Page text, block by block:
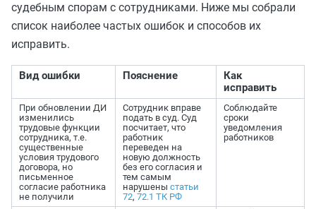
судебным спорам с сотрудниками. Ниже мы собрали
список наиболее частых ошибок и способов их
исправить.
Вид ошибки Пояснение
Как
исправить
При обновлении ДИ
изменились
трудовые функции
сотрудника, т.е.
существенные
условия трудового
договора, но
письменное
согласие работника
не получили
Сотрудник вправе
подать в суд. Суд
посчитает, что
работник
переведен на
новую должность
без его согласия и
тем самым
нарушены статьи
72, 72.1 ТК РФ
Соблюдайте
сроки
уведомления
работников